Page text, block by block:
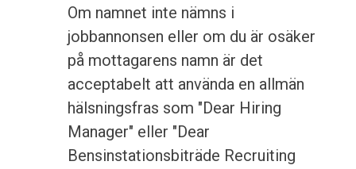
Om namnet inte nämns i
jobbannonsen eller om du är osäker
på mottagarens namn är det
acceptabelt att använda en allmän
hälsningsfras som "Dear Hiring
Manager" eller "Dear
Bensinstationsbiträde Recruiting